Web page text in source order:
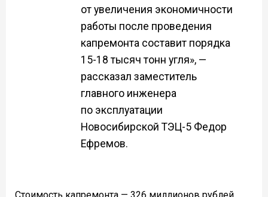
от увеличения экономичности
работы после проведения
капремонта составит порядка
15-18 тысяч тонн угля», —
рассказал заместитель
главного инженера
по эксплуатации
Новосибирской ТЭЦ-5 Федор
Ефремов.